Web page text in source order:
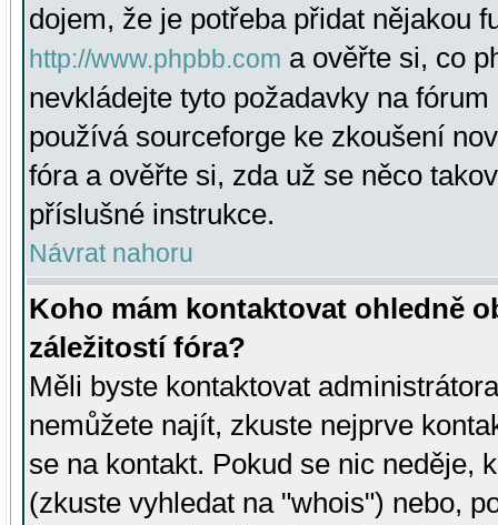
dojem, že je potřeba přidat nějakou
http://www.phpbb.com a ověřte si, co
nevkládejte tyto požadavky na
používá sourceforge ke zkoušení
fóra a ověřte si, zda už se něco
příslušné instrukce.
Návrat nahoru
Koho mám kontaktovat ohledně
záležitostí fóra?
Měli byste kontaktovat
nemůžete najít, zkuste nejprve
se na kontakt. Pokud se nic neděje,
(zkuste vyhledat na "whois") nebo,